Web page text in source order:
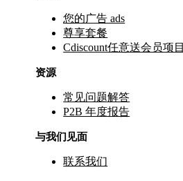
您的广告 ads
尊享套餐
Cdiscount任意送会员项目
资源
常见问题解答
P2B 年度报告
与我们见面
联系我们